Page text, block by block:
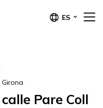
ES
Girona
Pare Coll